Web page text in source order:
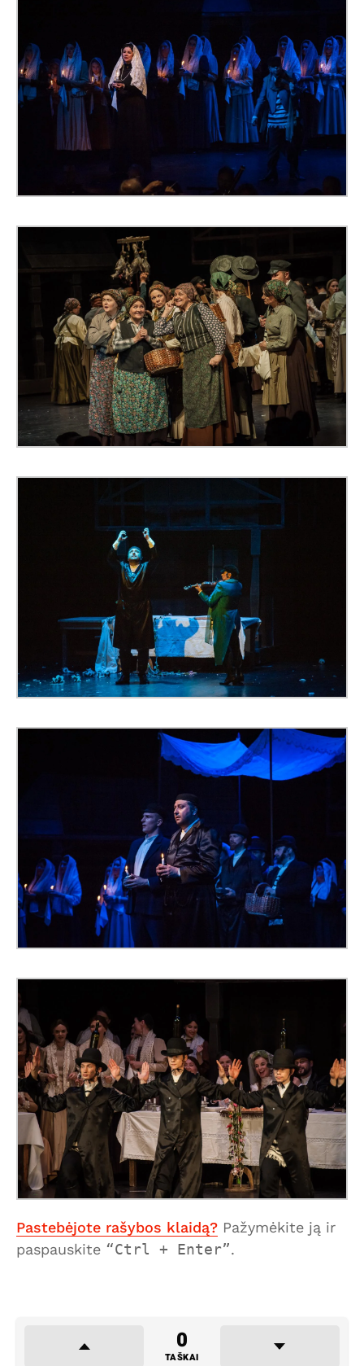
Pastebėjote rašybos klaidą? Pažymėkite ją ir
paspauskite
Ctrl + Enter .
0
TAŠKAI